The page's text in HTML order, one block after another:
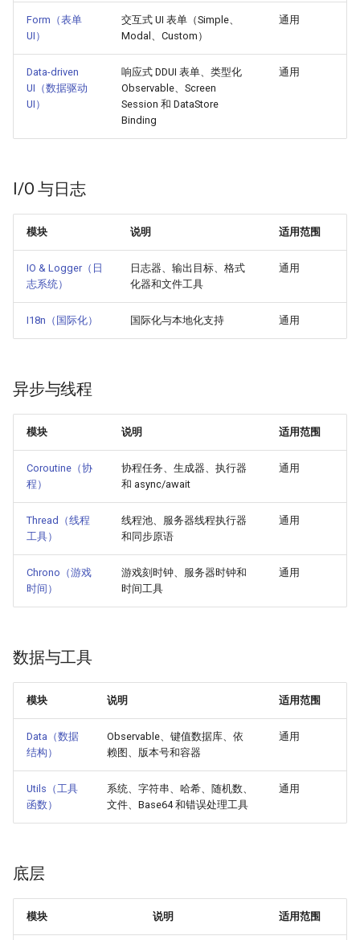
Form（表单
UI）
交互式 UI 表单（Simple、
Modal、Custom）
通用
Data-driven
UI（数据驱动
UI）
响应式 DDUI 表单、类型化
Observable、Screen
Session 和 DataStore
Binding
通用
I/O 与日志
模块 说明 适用范围
IO & Logger（日
志系统）
日志器、输出目标、格式
化器和文件工具
通用
I18n（国际化） 国际化与本地化支持 通用
异步与线程
模块 说明 适用范围
Coroutine（协
程）
协程任务、生成器、执行器
和 async/await
通用
Thread（线程
工具）
线程池、服务器线程执行器
和同步原语
通用
Chrono（游戏
时间）
游戏刻时钟、服务器时钟和
时间工具
通用
数据与工具
模块 说明 适用范围
Data（数据
结构）
Observable、键值数据库、依
赖图、版本号和容器
通用
Utils（工具
函数）
系统、字符串、哈希、随机数、
文件、Base64 和错误处理工具
通用
底层
模块 说明 适用范围